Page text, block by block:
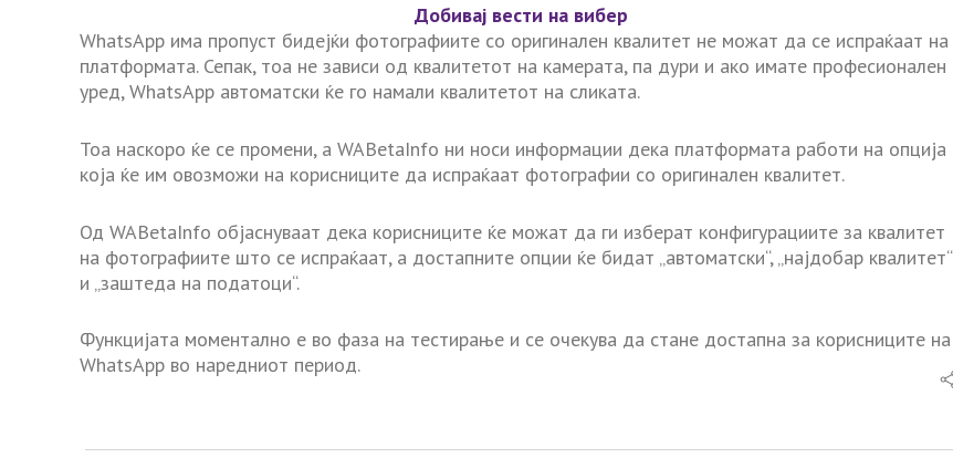
Добивај вести на вибер
WhatsApp има пропуст бидејќи фотографиите со оригинален квалитет не можат да се испраќаат на
платформата. Сепак, тоа не зависи од квалитетот на камерата, па дури и ако имате професионален
уред, WhatsApp автоматски ќе го намали квалитетот на сликата.
Тоа наскоро ќе се промени, а WABetaInfo ни носи информации дека платформата работи на опција
која ќе им овозможи на корисниците да испраќаат фотографии со оригинален квалитет.
Од WABetaInfo објаснуваат дека корисниците ќе можат да ги изберат конфигурациите за квалитет
на фотографиите што се испраќаат, а достапните опции ќе бидат „автоматски“, „најдобар квалитет“
и „заштеда на податоци“.
Функцијата моментално е во фаза на тестирање и се очекува да стане достапна за корисниците на
WhatsApp во наредниот период.